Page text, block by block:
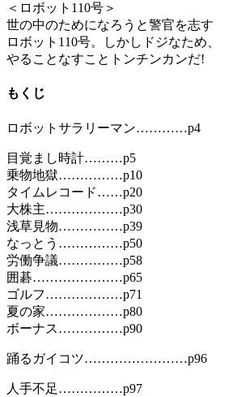
＜ロボット110号＞
世の中のためになろうと警官を志す
ロボット110号。しかしドジなため、
やることなすことトンチンカンだ!
もくじ
ロボットサラリーマン…………p4
目覚まし時計………p5
乗物地獄……………p10
タイムレコード……p20
大株主………………p30
浅草見物……………p39
なっとう……………p50
労働争議……………p58
囲碁…………………p65
ゴルフ………………p71
夏の家………………p80
ボーナス……………p90
踊るガイコツ……………………p96
人手不足……………p97